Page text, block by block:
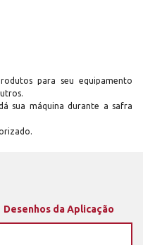
para seu equipamento
sua máquina durante a safra
Desenhos da Aplicação